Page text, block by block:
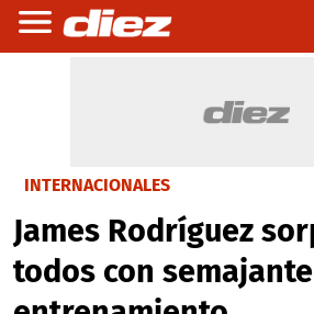
INTERNACIONALES
James Rodríguez
todos con